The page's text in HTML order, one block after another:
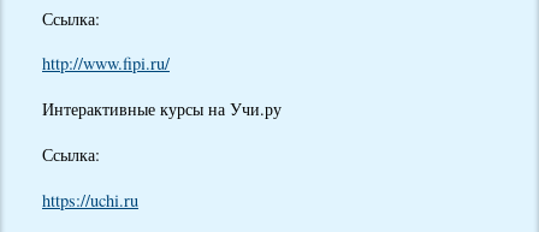
Ссылка:
http://www.fipi.ru/
Интерактивные курсы на Учи.ру
Ссылка:
https://uchi.ru